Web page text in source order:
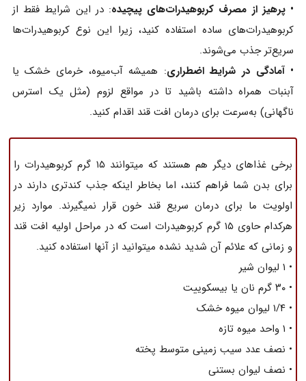
• پرهیز از مصرف کربوهیدرات‌های پیچیده: در این شرایط فقط از
کربوهیدرات‌های ساده استفاده کنید، زیرا این نوع کربوهیدرات‌ها
سریع‌تر جذب می‌شوند.
• آمادگی در شرایط اضطراری: همیشه آب‌میوه، خرمای خشک یا
آبنبات همراه داشته باشید تا در مواقع لزوم (مثل یک استرس
ناگهانی) به‌سرعت برای درمان افت قند اقدام کنید.
برخی غذاهای دیگر هم هستند که میتوانند ۱۵ گرم کربوهیدرات را
برای بدن شما فراهم کنند، اما بخاطر اینکه جذب کندتری دارند در
اولویت ما برای درمان سریع قند خون قرار نمیگیرند. موارد زیر
هرکدام حاوی ۱۵ گرم کربوهیدرات است که در مراحل اولیه افت قند
و زمانی که علائم آن شدید نشده میتوانید از آنها استفاده کنید.
• ۱ لیوان شیر
• ۳۰ گرم نان یا بیسکوییت
• ۱/۴ لیوان میوه خشک
• ۱ واحد میوه تازه
• نصف عدد سیب زمینی متوسط پخته
• نصف لیوان بستنی